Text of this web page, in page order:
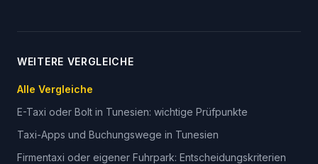
WEITERE VERGLEICHE
Alle Vergleiche
E-Taxi oder Bolt in Tunesien: wichtige Prüfpunkte
Taxi-Apps und Buchungswege in Tunesien
Firmentaxi oder eigener Fuhrpark: Entscheidungskriterien